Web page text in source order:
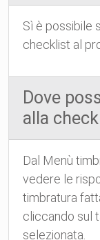
Sì è possibile
checklist al
Dove
alla
Dal Menù
vedere le
timbratura
cliccando sul
selezionata.